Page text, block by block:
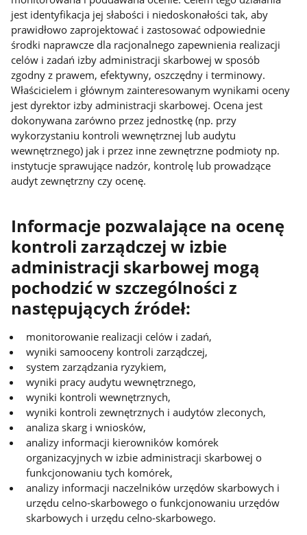
jest identyfikacja jej słabości i niedoskonałości tak, aby
prawidłowo zaprojektować i zastosować odpowiednie
środki naprawcze dla racjonalnego zapewnienia realizacji
celów i zadań izby administracji skarbowej w sposób
zgodny z prawem, efektywny, oszczędny i terminowy.
Właścicielem i głównym zainteresowanym wynikami oceny
jest dyrektor izby administracji skarbowej. Ocena jest
dokonywana zarówno przez jednostkę (np. przy
wykorzystaniu kontroli wewnętrznej lub audytu
wewnętrznego) jak i przez inne zewnętrzne podmioty np.
instytucje sprawujące nadzór, kontrolę lub prowadzące
audyt zewnętrzny czy ocenę.
Informacje pozwalające na ocenę
kontroli zarządczej w izbie
administracji skarbowej mogą
pochodzić w szczególności z
następujących źródeł:
monitorowanie realizacji celów i zadań,
wyniki samooceny kontroli zarządczej,
system zarządzania ryzykiem,
wyniki pracy audytu wewnętrznego,
wyniki kontroli wewnętrznych,
wyniki kontroli zewnętrznych i audytów zleconych,
analiza skarg i wniosków,
analizy informacji kierowników komórek
organizacyjnych w izbie administracji skarbowej o
funkcjonowaniu tych komórek,
analizy informacji naczelników urzędów skarbowych i
urzędu celno-skarbowego o funkcjonowaniu urzędów
skarbowych i urzędu celno-skarbowego.